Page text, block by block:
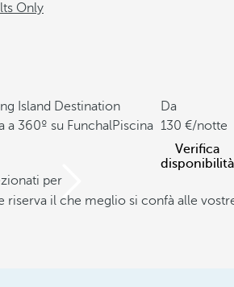
Only
Island Destination
a 360º su FunchalPiscina
Da
130
/notte
Verifica
disponibilità
per
riserva il che meglio si confà alle